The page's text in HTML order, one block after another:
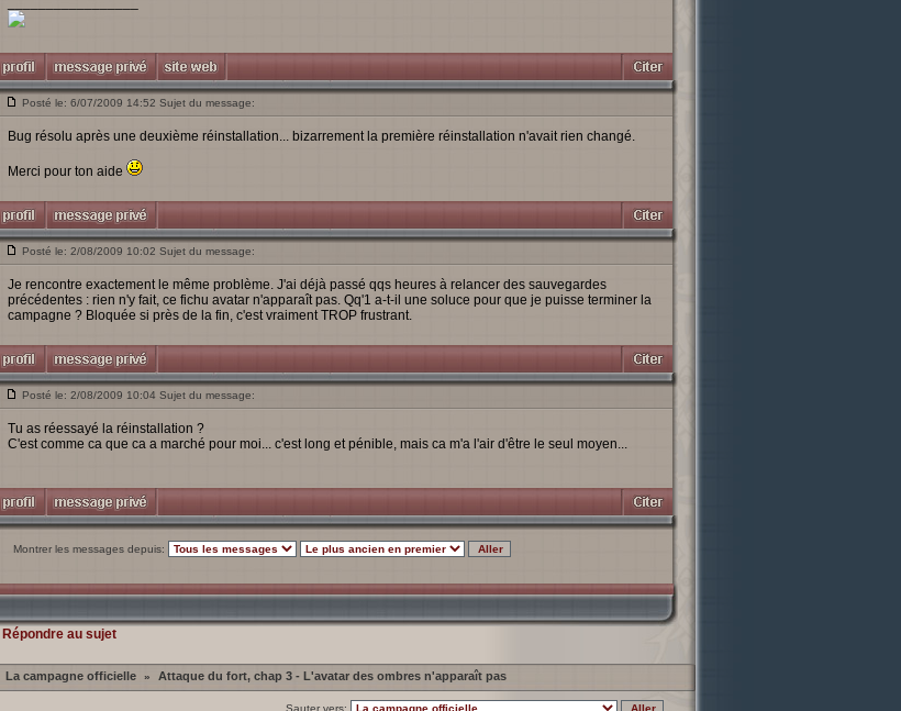
Posté le: 6/07/2009 14:52 Sujet du message:
Bug résolu après une deuxième réinstallation... bizarrement la première réinstallation n'avait rien changé.
Merci pour ton aide
Posté le: 2/08/2009 10:02 Sujet du message:
Je rencontre exactement le même problème. J'ai déjà passé qqs heures à relancer des sauvegardes
précédentes : rien n'y fait, ce fichu avatar n'apparaît pas. Qq'1 a-t-il une soluce pour que je puisse terminer la
campagne ? Bloquée si près de la fin, c'est vraiment TROP frustrant.
Posté le: 2/08/2009 10:04 Sujet du message:
Tu as réessayé la réinstallation ?
C'est comme ca que ca a marché pour moi... c'est long et pénible, mais ca m'a l'air d'être le seul moyen...
Montrer les messages depuis:
Répondre au sujet
La campagne officielle » Attaque du fort, chap 3 - L'avatar des ombres n'apparaît pas
Sauter vers: